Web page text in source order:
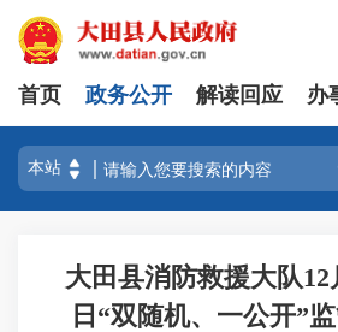
首页 政务公开 解读回应 办
大田县消防救援大队12
日“双随机、一公开”